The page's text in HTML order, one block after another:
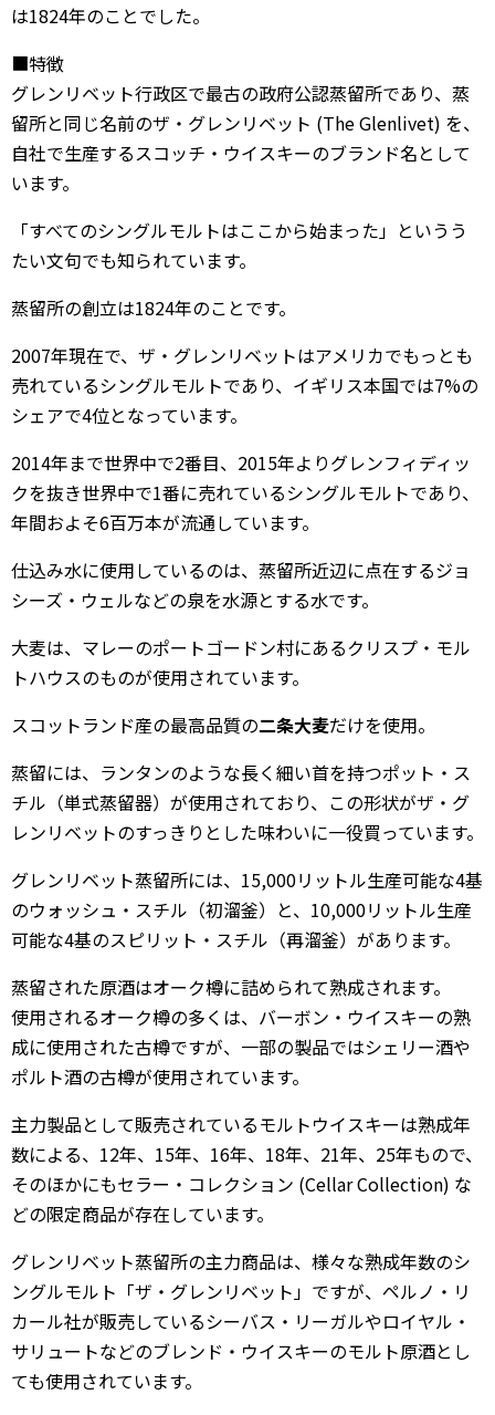
は1824年のことでした。
■特徴
グレンリベット行政区で最古の政府公認蒸留所であり、蒸
留所と同じ名前のザ・グレンリベット (The Glenlivet) を、
自社で生産するスコッチ・ウイスキーのブランド名として
います。
「すべてのシングルモルトはここから始まった」というう
たい文句でも知られています。
蒸留所の創立は1824年のことです。
2007年現在で、ザ・グレンリベットはアメリカでもっとも
売れているシングルモルトであり、イギリス本国では7%の
シェアで4位となっています。
2014年まで世界中で2番目、2015年よりグレンフィディッ
クを抜き世界中で1番に売れているシングルモルトであり、
年間およそ6百万本が流通しています。
仕込み水に使用しているのは、蒸留所近辺に点在するジョ
シーズ・ウェルなどの泉を水源とする水です。
大麦は、マレーのポートゴードン村にあるクリスプ・モル
トハウスのものが使用されています。
スコットランド産の最高品質の二条大麦だけを使用。
蒸留には、ランタンのような長く細い首を持つポット・ス
チル（単式蒸留器）が使用されており、この形状がザ・グ
レンリベットのすっきりとした味わいに一役買っています。
グレンリベット蒸留所には、15,000リットル生産可能な4基
のウォッシュ・スチル（初溜釜）と、10,000リットル生産
可能な4基のスピリット・スチル（再溜釜）があります。
蒸留された原酒はオーク樽に詰められて熟成されます。
使用されるオーク樽の多くは、バーボン・ウイスキーの熟
成に使用された古樽ですが、一部の製品ではシェリー酒や
ポルト酒の古樽が使用されています。
主力製品として販売されているモルトウイスキーは熟成年
数による、12年、15年、16年、18年、21年、25年もので、
そのほかにもセラー・コレクション (Cellar Collection) な
どの限定商品が存在しています。
グレンリベット蒸留所の主力商品は、様々な熟成年数のシ
ングルモルト「ザ・グレンリベット」ですが、ペルノ・リ
カール社が販売しているシーバス・リーガルやロイヤル・
サリュートなどのブレンド・ウイスキーのモルト原酒とし
ても使用されています。